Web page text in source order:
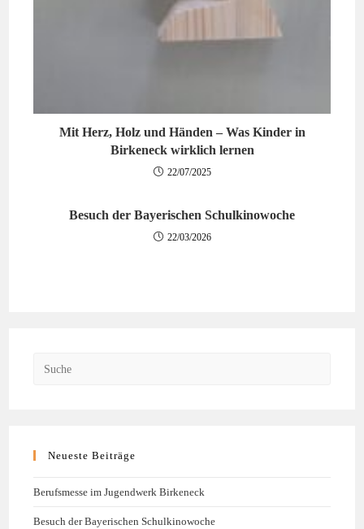
Mit Herz, Holz und Händen – Was Kinder in
Birkeneck wirklich lernen
22/07/2025
Besuch der Bayerischen Schulkinowoche
22/03/2026
Neueste Beiträge
Berufsmesse im Jugendwerk Birkeneck
Besuch der Bayerischen Schulkinowoche